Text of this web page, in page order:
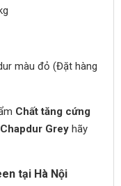
màu đỏ (Đặt hàng
Chất tăng cứng
Grey hãy
tại Hà Nội